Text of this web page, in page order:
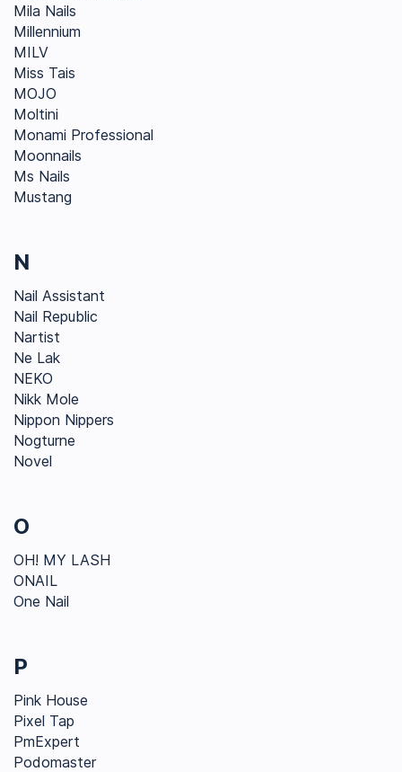
Mila Nails
Millennium
MILV
Miss Tais
MOJO
Moltini
Monami Professional
Moonnails
Ms Nails
Mustang
N
Nail Assistant
Nail Republic
Nartist
Ne Lak
NEKO
Nikk Mole
Nippon Nippers
Nogturne
Novel
O
OH! MY LASH
ONAIL
One Nail
P
Pink House
Pixel Tap
PmExpert
Podomaster